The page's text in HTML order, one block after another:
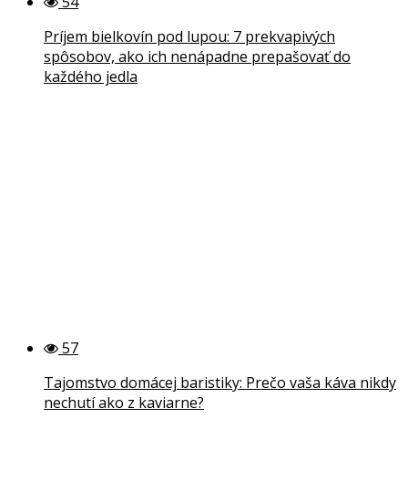
Príjem bielkovín pod lupou: 7 prekvapivých
spôsobov, ako ich nenápadne prepašovať do
každého jedla
57
Tajomstvo domácej baristiky: Prečo vaša káva nikdy
nechutí ako z kaviarne?